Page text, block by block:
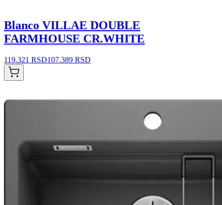
Blanco VILLAE DOUBLE
FARMHOUSE CR.WHITE
119.321 RSD107.389 RSD